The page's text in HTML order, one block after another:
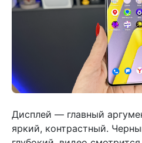
Дисплей — главный
яркий, контрастный.